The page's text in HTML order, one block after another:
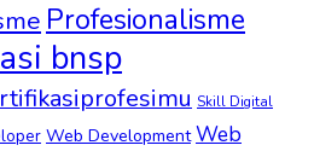
Profesionalisme
bnsp
Skill Digital
Web Development Web